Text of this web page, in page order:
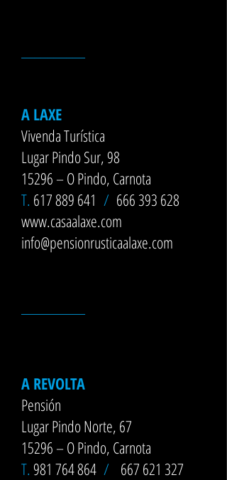
A LAXE
Vivenda Turística
Lugar Pindo Sur, 98
15296 – O Pindo, Carnota
T. 617 889 641 / 666 393 628
www.casaalaxe.com
info@pensionrusticaalaxe.com
A REVOLTA
Pensión
Lugar Pindo Norte, 67
15296 – O Pindo, Carnota
T. 981 764 864 / 667 621 327